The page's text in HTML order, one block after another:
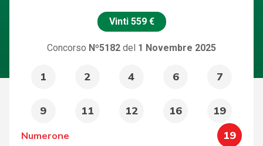
Vinti 559 €
Concorso Nº5182 del 1 Novembre 2025
1 2 4 6 7
9 11 12 16 19
Numerone 19